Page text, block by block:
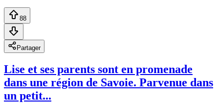
88
Partager
Lise et ses parents sont en promenade
dans une région de Savoie. Parvenue dans
un petit...